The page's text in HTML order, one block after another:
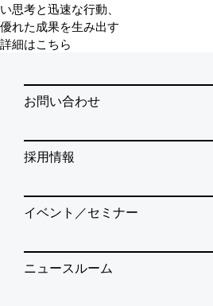
い思考と迅速な行動、
優れた成果を生み出す
詳細はこちら
お問い合わせ
採用情報
イベント／セミナー
ニュースルーム